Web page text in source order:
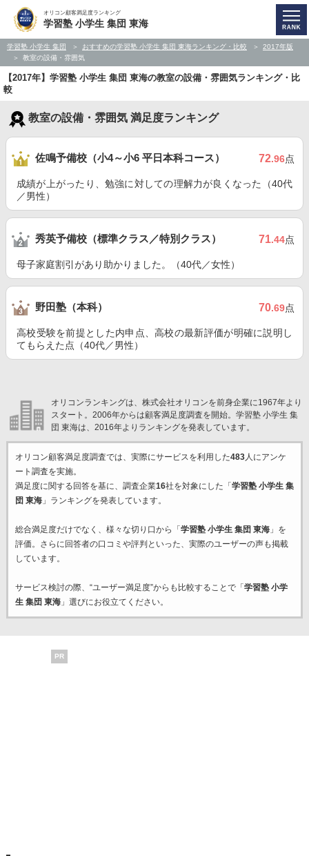
オリコン顧客満足度ランキング
学習塾 小学生 集団 東海
学習塾 小学生 集団 おすすめの学習塾 小学生 集団 東海ランキング・比較
2017年版
教室の設備・雰囲気
【2017年】学習塾 小学生 集団 東海の教室の設備・雰囲気ランキング・比
較
教室の設備・雰囲気 満足度ランキング
佐鳴予備校（小4～小6 平日本科コース） 72.96点
成績が上がったり、勉強に対しての理解力が良くなった（40代
／男性）
秀英予備校（標準クラス／特別クラス） 71.44点
母子家庭割引があり助かりました。（40代／女性）
野田塾（本科） 70.69点
高校受験を前提とした内申点、高校の最新評価が明確に説明し
てもらえた点（40代／男性）
オリコンランキングは、株式会社オリコンを前身企業に1967年より
スタート。2006年からは顧客満足度調査を開始。学習塾 小学生 集
団 東海は、2016年よりランキングを発表しています。
オリコン顧客満足度調査では、実際にサービスを利用した483人にアンケ
ート調査を実施。
満足度に関する回答を基に、調査企業16社を対象にした「 学習塾 小学生 集
団 東海」ランキングを発表しています。
総合満足度だけでなく、様々な切り口から「 学習塾 小学生 集団 東海」を
評価。さらに回答者の口コミや評判といった、実際のユーザーの声も掲載
しています。
サービス検討の際、“ユーザー満足度”からも比較することで「 学習塾 小学
生 集団 東海」選びにお役立てください。
PR